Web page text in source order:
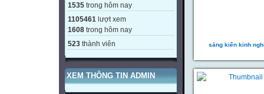
1535 trong hôm nay
1105461 lượt xem
1608 trong hôm nay
523 thành viên
XEM THÔNG TIN ADMIN
sáng kiến kinh